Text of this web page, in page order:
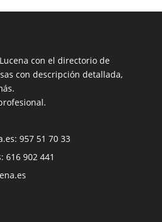
con el directorio de
con descripción detallada,
957 51 70 33
616 902 441